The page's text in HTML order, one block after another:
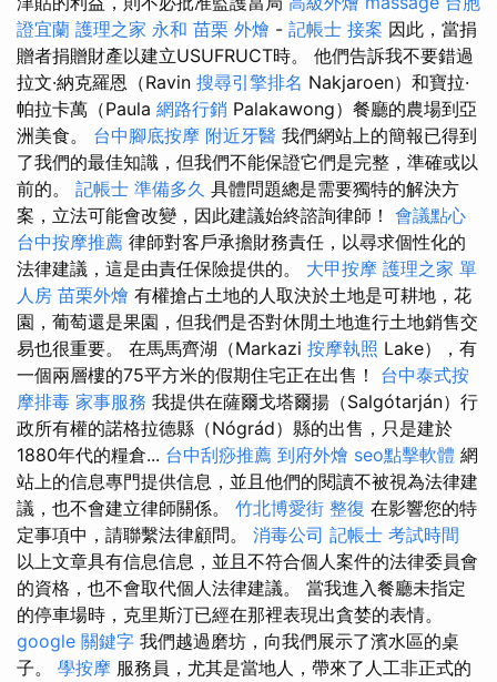
證宜蘭 護理之家 永和 苗栗 外燴 - 記帳士 接案 因此，當捐
贈者捐贈財產以建立USUFRUCT時。 他們告訴我不要錯過
拉文·納克羅恩（Ravin 搜尋引擎排名 Nakjaroen）和寶拉·
帕拉卡萬（Paula 網路行銷 Palakawong）餐廳的農場到亞
洲美食。 台中腳底按摩 附近牙醫 我們網站上的簡報已得到
了我們的最佳知識，但我們不能保證它們是完整，準確或以
前的。 記帳士 準備多久 具體問題總是需要獨特的解決方
案，立法可能會改變，因此建議始終諮詢律師！ 會議點心
台中按摩推薦 律師對客戶承擔財務責任，以尋求個性化的
法律建議，這是由責任保險提供的。 大甲按摩 護理之家 單
人房 苗栗外燴 有權搶占土地的人取決於土地是可耕地，花
園，葡萄還是果園，但我們是否對休閒土地進行土地銷售交
易也很重要。 在馬馬齊湖（Markazi 按摩執照 Lake），有
一個兩層樓的75平方米的假期住宅正在出售！ 台中泰式按
摩排毒 家事服務 我提供在薩爾戈塔爾揚（Salgótarján）行
政所有權的諾格拉德縣（Nógrád）縣的出售，只是建於
1880年代的糧倉... 台中刮痧推薦 到府外燴 seo點擊軟體 網
站上的信息專門提供信息，並且他們的閱讀不被視為法律建
議，也不會建立律師關係。 竹北博愛街 整復 在影響您的特
定事項中，請聯繫法律顧問。 消毒公司 記帳士 考試時間
以上文章具有信息信息，並且不符合個人案件的法律委員會
的資格，也不會取代個人法律建議。 當我進入餐廳未指定
的停車場時，克里斯汀已經在那裡表現出貪婪的表情。
google 關鍵字 我們越過磨坊，向我們展示了濱水區的桌
子。 學按摩 服務員，尤其是當地人，帶來了人工非正式的